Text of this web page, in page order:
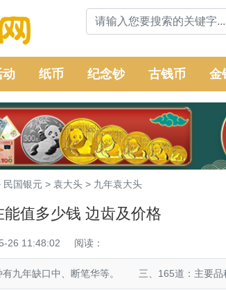
动 纸币 纪念钞 古钱币 金
民国银元 > 袁大头 > 九年袁大头
值多少钱 边齿及价格
26 11:48:02 阅读：
九年缺口中、断笔华等。 三、165道：主要品